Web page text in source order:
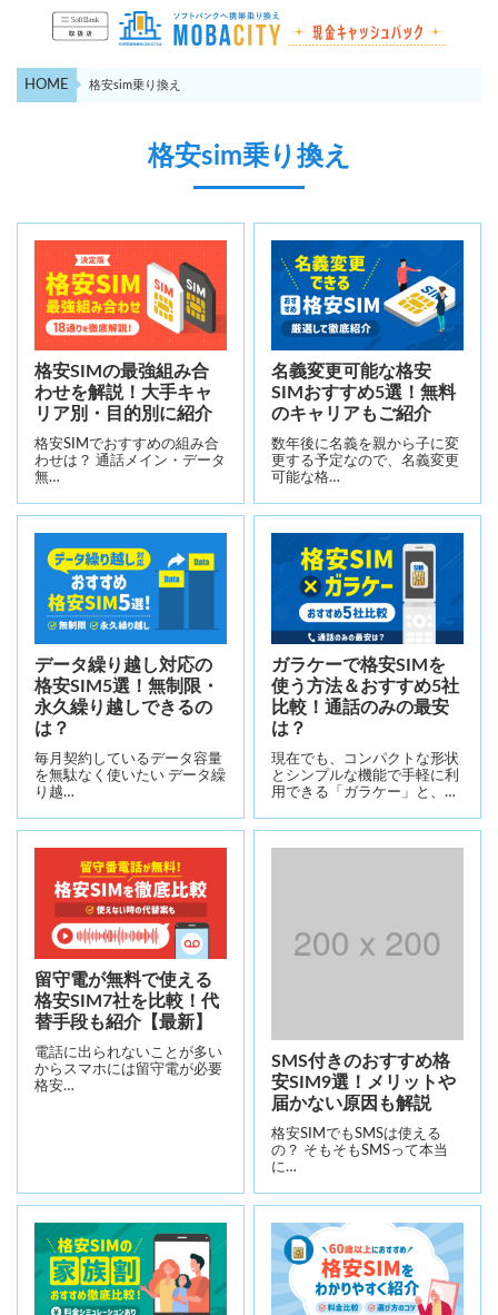
HOME 格安sim乗り換え
格安sim乗り換え
格安SIMの最強組み合
わせを解説！大手キャ
リア別・目的別に紹介
格安SIMでおすすめの組み合
わせは？ 通話メイン・データ
無…
名義変更可能な格安
SIMおすすめ5選！無料
のキャリアもご紹介
数年後に名義を親から子に変
更する予定なので、名義変更
可能な格…
データ繰り越し対応の
格安SIM5選！無制限・
永久繰り越しできるの
は？
毎月契約しているデータ容量
を無駄なく使いたい データ繰
り越…
ガラケーで格安SIMを
使う方法＆おすすめ5社
比較！通話のみの最安
は？
現在でも、コンパクトな形状
とシンプルな機能で手軽に利
用できる「ガラケー」と、…
留守電が無料で使える
格安SIM7社を比較！代
替手段も紹介【最新】
電話に出られないことが多い
からスマホには留守電が必要
格安…
SMS付きのおすすめ格
安SIM9選！メリットや
届かない原因も解説
格安SIMでもSMSは使える
の？ そもそもSMSって本当
に…